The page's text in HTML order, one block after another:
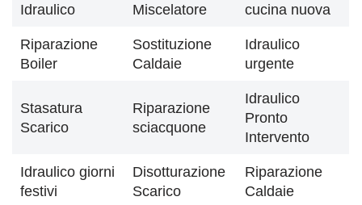
Idraulico
Miscelatore
cucina nuova
Riparazione
Boiler
Sostituzione
Caldaie
Idraulico
urgente
Stasatura
Scarico
Riparazione
sciacquone
Idraulico
Pronto
Intervento
Idraulico giorni
festivi
Disotturazione
Scarico
Riparazione
Caldaie